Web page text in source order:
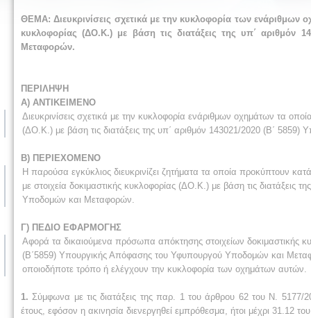
ΘΕΜΑ: Διευκρινίσεις σχετικά με την κυκλοφορία των ενάριθμων
κυκλοφορίας (ΔΟ.Κ.) με βάση τις διατάξεις της υπ΄
Μεταφορών.
ΠΕΡΙΛΗΨΗ
Α) ΑΝΤΙΚΕΙΜΕΝΟ
Διευκρινίσεις σχετικά με την κυκλοφορία ενάριθμων οχημάτων τα
(ΔΟ.Κ.) με βάση τις διατάξεις της υπ΄ αριθμόν 143021/2020 (Β΄
Β) ΠΕΡΙΕΧΟΜΕΝΟ
Η παρούσα εγκύκλιος διευκρινίζει ζητήματα τα οποία προκύπτουν
με στοιχεία δοκιμαστικής κυκλοφορίας (ΔΟ.Κ.) με βάση τις
Υποδομών και Μεταφορών.
Γ) ΠΕΔΙΟ ΕΦΑΡΜΟΓΗΣ
Αφορά τα δικαιούμενα πρόσωπα απόκτησης στοιχείων δοκιμαστικής
(Β΄5859) Υπουργικής Απόφασης του Υφυπουργού Υποδομών και
οποιοδήποτε τρόπο ή ελέγχουν την κυκλοφορία των οχημάτων αυτών.
1. Σύμφωνα με τις διατάξεις της παρ. 1 του άρθρου 62 του Ν. 5177/
έτους, εφόσον η ακινησία διενεργηθεί εμπρόθεσμα, ήτοι μέχρι 31.12